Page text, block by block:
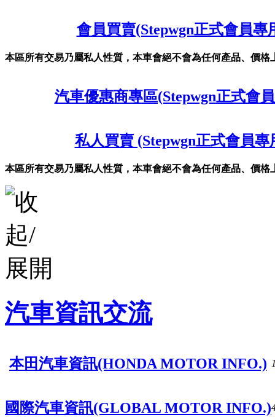
會員買賣(Stepwgn正式會員專
本區所有交易乃屬私人性質，本車會絕不會為任何產品、價格
汽車優惠商專區(Stepwgn正式會
私人買賣 (Stepwgn正式會員專
本區所有交易乃屬私人性質，本車會絕不會為任何產品、價格
汽車資訊交流
本田汽車資訊(HONDA MOTOR INFO.)
國際汽車資訊(GLOBAL MOTOR INFO.)